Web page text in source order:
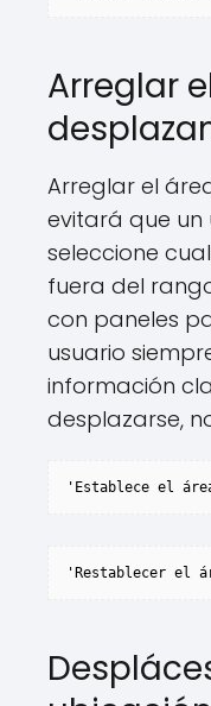
Arreglar
Arreglar el
evitará que un
seleccione
fuera del
con paneles
usuario
información
desplazarse,
'Establece el
'Restablecer el